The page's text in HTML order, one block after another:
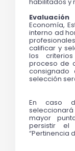
Economía,
interno ad
calificar y
los
proceso de
selección
En caso
mayor
persistir
“Pertinencia